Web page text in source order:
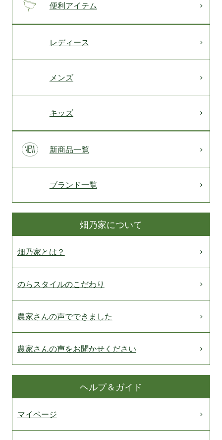
便利アイテム
レディース
メンズ
キッズ
新商品一覧
ブランド一覧
畑乃家について
畑乃家とは？
のらスタイルのこだわり
農家さんの声でできました
農家さんの声をお聞かせください
ヘルプ＆ガイド
マイページ